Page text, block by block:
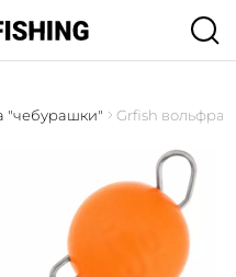
"чебурашки" Grfish вольфрам